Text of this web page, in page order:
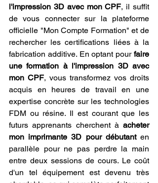
l'impression 3D avec mon CPF, il suffit
de vous connecter sur la plateforme
officielle "Mon Compte Formation" et de
rechercher les certifications liées à la
fabrication additive. En optant pour faire
une formation à l'impression 3D avec
mon CPF, vous transformez vos droits
acquis en heures de travail en une
expertise concrète sur les technologies
FDM ou résine. Il est courant que les
futurs apprenants cherchent à acheter
mon imprimante 3D pour débutant en
parallèle pour ne pas perdre la main
entre deux sessions de cours. Le coût
d'un tel équipement est devenu très